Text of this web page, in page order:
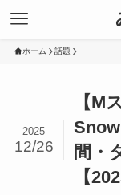
ホーム 話題
【M
間・
【
2025
12/26